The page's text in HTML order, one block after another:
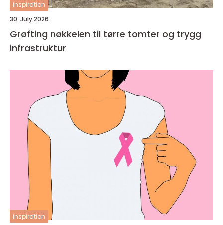
inspiration
30. July 2026
Grøfting nøkkelen til tørre tomter og trygg
infrastruktur
inspiration